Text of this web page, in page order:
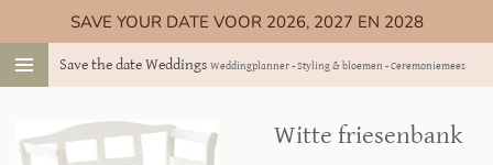
direct
naar
hoofdinhoud
Save the date Weddings Weddingplanner - Styling & bloemen - Ceremoniemeester
SAVE YOUR DATE VOOR 2026, 2027 EN 2028
Witte friesenbank